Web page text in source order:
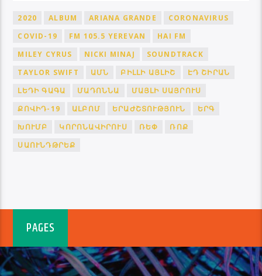
2020 ALBUM ARIANA GRANDE
CORONAVIRUS
COVID-19
FM 105.5 YEREVAN
HAI FM
MILEY CYRUS
NICKI MINAJ
SOUNDTRACK
TAYLOR SWIFT
ԱՄՆ ԲԻԼԼԻ ԱՅԼԻՇ
ԷԴ ՇԻՐԱՆ
ԼԵԴԻ ԳԱԳԱ
ՄԱԴՈՆՆԱ
ՄԱՅԼԻ ՍԱՅՐՈՒՍ
ՔՈՎԻԴ-19
ԱԼԲՈՄ ԵՐԱԺՇՏՈՒԹՅՈՒՆ
ԵՐԳ
ԽՈՒՄԲ
ԿՈՐՈՆԱՎԻՐՈՒՍ ՌԵՓ
ՌՈՔ
ՍԱՈՒՆԴԹՐԵՔ
PAGES